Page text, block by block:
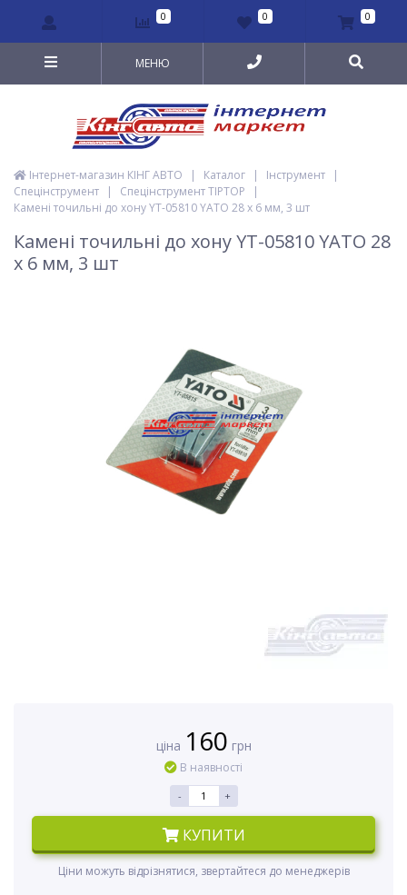
0 0 0
МЕНЮ
Інтернет-магазин КІНГ АВТО | Каталог | Інструмент
|
Спецінструмент
| Спецінструмент TIPTOP
|
Камені точильні до хону YT-05810 YATO 28 х 6 мм, 3 шт
Камені точильні до хону YT-05810 YATO 28
х 6 мм, 3 шт
ціна 160 грн
В наявності
- +
КУПИТИ
Ціни можуть відрізнятися, звертайтеся до менеджерів